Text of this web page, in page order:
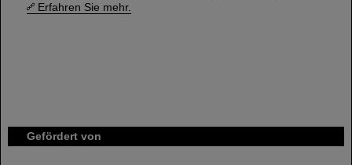
Erfahren Sie mehr.
Gefördert von